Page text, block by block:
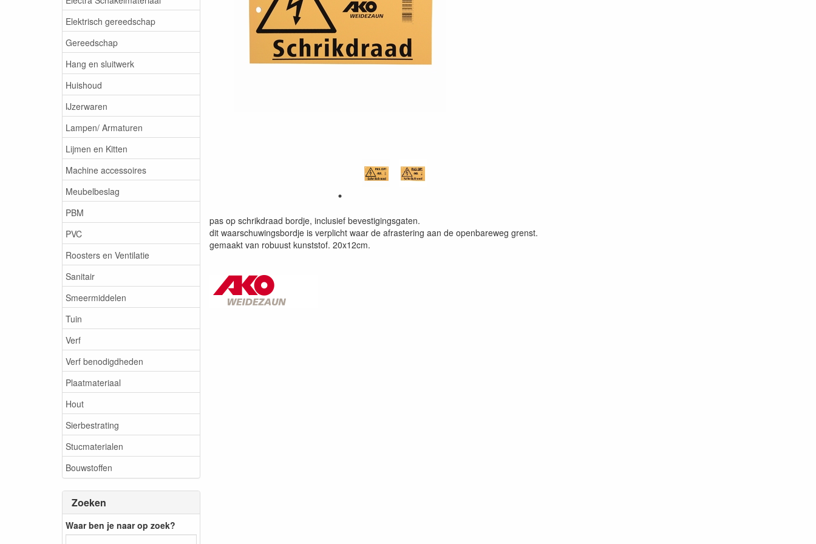
Elektrisch gereedschap
Gereedschap
Hang en sluitwerk
Huishoud
IJzerwaren
Lampen/ Armaturen
Lijmen en Kitten
Machine accessoires
Meubelbeslag
PBM
PVC
Roosters en Ventilatie
Sanitair
Smeermiddelen
Tuin
Verf
Verf benodigdheden
Plaatmateriaal
Hout
Sierbestrating
Stucmaterialen
Bouwstoffen
Zoeken
Waar ben je naar op zoek?
pas op schrikdraad bordje, inclusief bevestigingsgaten.
dit waarschuwingsbordje is verplicht waar de afrastering aan de openbareweg grenst.
gemaakt van robuust kunststof. 20x12cm.